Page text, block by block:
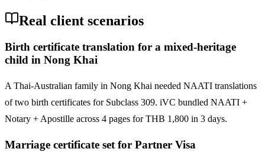
Real client scenarios
Birth certificate translation for a mixed-heritage
child in Nong Khai
A Thai-Australian family in Nong Khai needed NAATI translations
of two birth certificates for Subclass 309. iVC bundled NAATI +
Notary + Apostille across 4 pages for THB 1,800 in 3 days.
Marriage certificate set for Partner Visa